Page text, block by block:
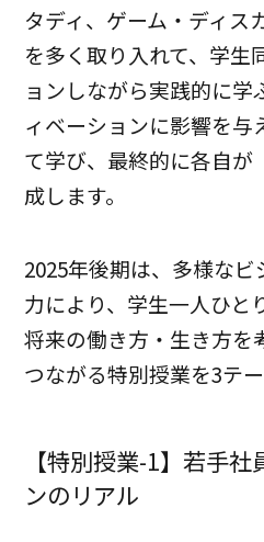
タディ、ゲーム・ディス
を多く取り入れて、学生
ョンしながら実践的に学
ィベーションに影響を与
て学び、最終的に各自が
成します。
2025年後期は、多様な
力により、学生一人ひと
将来の働き方・生き方を
つながる特別授業を3テ
【特別授業-1】若手
ンのリアル